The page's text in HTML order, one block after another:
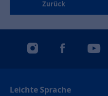
Zurück
instagramfacebook
Leichte Sprache